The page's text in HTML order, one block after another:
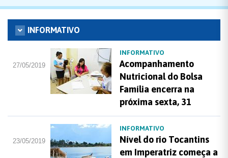
INFORMATIVO
27/05/2019
INFORMATIVO
Acompanhamento
Nutricional do Bolsa
Família encerra na
próxima sexta, 31
23/05/2019
INFORMATIVO
Nível do rio Tocantins
em Imperatriz começa a